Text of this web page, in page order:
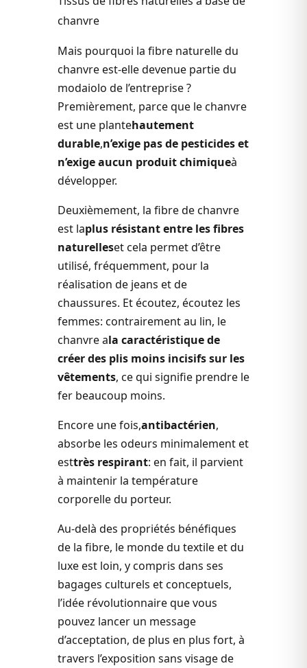
chanvre
Mais pourquoi la fibre naturelle du
chanvre est-elle devenue partie du
modaiolo de l’entreprise ?
Premièrement, parce que le chanvre
est une plantehautement
durable,n’exige pas de pesticides et
n’exige aucun produit chimiqueà
développer.
Deuxièmement, la fibre de chanvre
est laplus résistant entre les fibres
naturelleset cela permet d’être
utilisé, fréquemment, pour la
réalisation de jeans et de
chaussures. Et écoutez, écoutez les
femmes: contrairement au lin, le
chanvre ala caractéristique de
créer des plis moins incisifs sur les
vêtements, ce qui signifie prendre le
fer beaucoup moins.
Encore une fois,antibactérien,
absorbe les odeurs minimalement et
esttrès respirant: en fait, il parvient
à maintenir la température
corporelle du porteur.
Au-delà des propriétés bénéfiques
de la fibre, le monde du textile et du
luxe est loin, y compris dans ses
bagages culturels et conceptuels,
l’idée révolutionnaire que vous
pouvez lancer un message
d’acceptation, de plus en plus fort, à
travers l’exposition sans visage de